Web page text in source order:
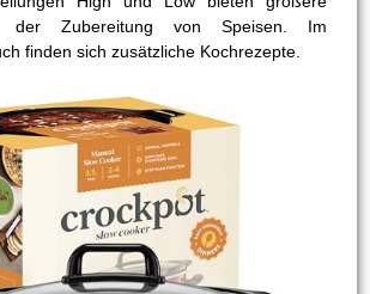
der Zubereitung von Speisen. Im
finden sich zusätzliche Kochrezepte.